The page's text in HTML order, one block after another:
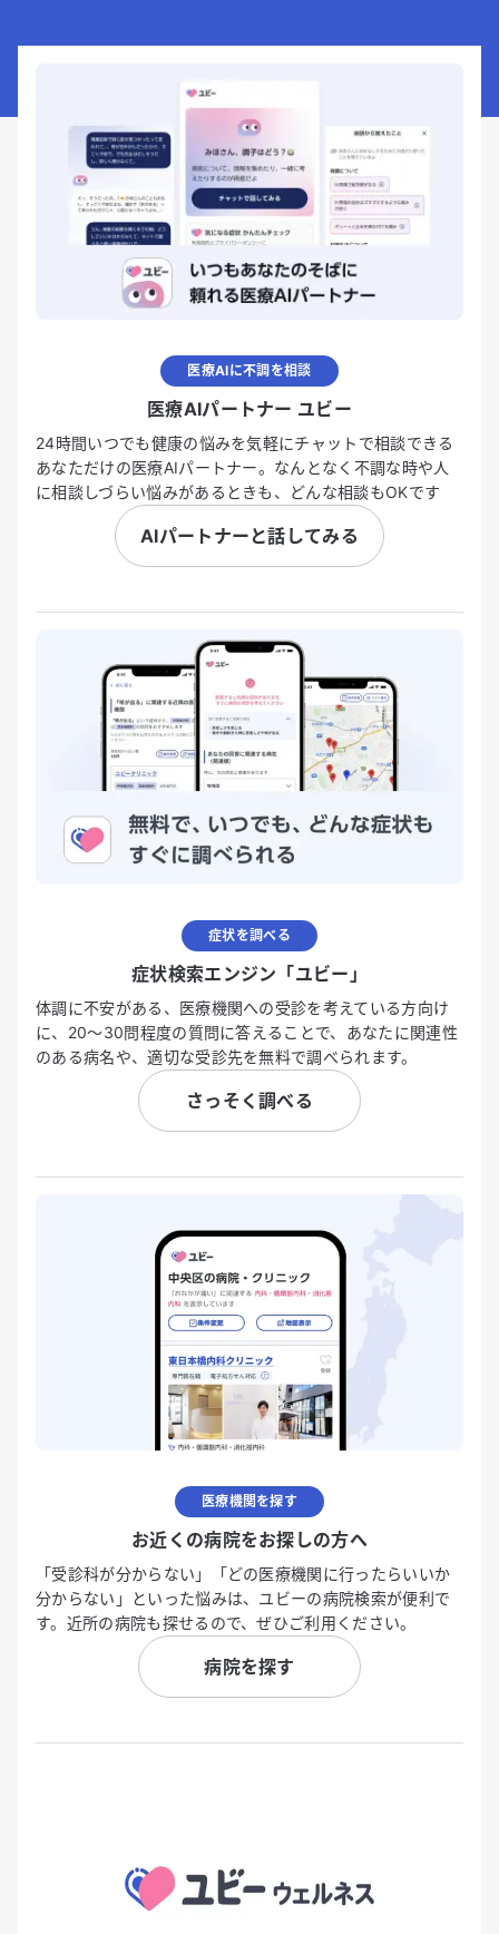
医療AIに不調を相談
医療AIパートナー ユビー
24時間いつでも健康の悩みを気軽にチャットで相談できる
あなただけの医療AIパートナー。なんとなく不調な時や人
に相談しづらい悩みがあるときも、どんな相談もOKです
AIパートナーと話してみる
症状を調べる
症状検索エンジン「ユビー」
体調に不安がある、医療機関への受診を考えている方向け
に、20〜30問程度の質問に答えることで、あなたに関連性
のある病名や、適切な受診先を無料で調べられます。
さっそく調べる
医療機関を探す
お近くの病院をお探しの方へ
「受診科が分からない」「どの医療機関に行ったらいいか
分からない」といった悩みは、ユビーの病院検索が便利で
す。近所の病院も探せるので、ぜひご利用ください。
病院を探す